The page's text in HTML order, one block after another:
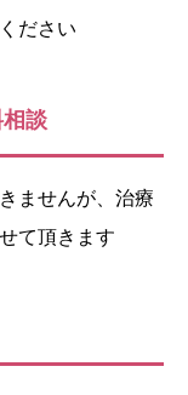
ださい
談
ませんが、治療
て頂きます